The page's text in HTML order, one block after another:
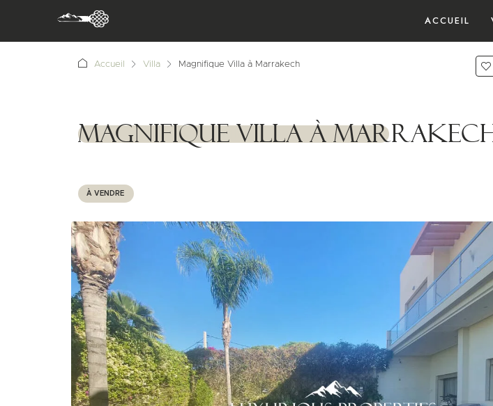
ACCUEIL
Accueil Villa Magnifique Villa à Marrakech
1111111
Magnifique Villa à
À VENDRE